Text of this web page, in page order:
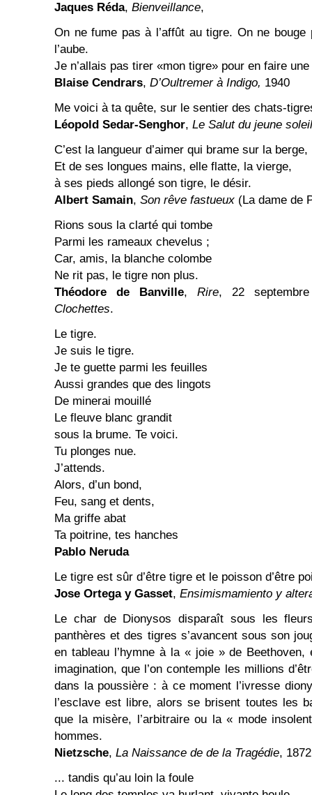
Jaques Réda, Bienveillance,
On ne fume pas à l’affût au tigre. On ne
l’aube.
Je n’allais pas tirer «mon tigre» pour en faire
Blaise Cendrars, D’Oultremer à Indigo, 1940
Me voici à ta quête, sur le sentier des chats-
Léopold Sedar-Senghor, Le Salut du jeune soleil
C’est la langueur d’aimer qui brame sur la berge,
Et de ses longues mains, elle flatte, la vierge,
à ses pieds allongé son tigre, le désir.
Albert Samain, Son rêve fastueux (La dame de
Rions sous la clarté qui tombe
Parmi les rameaux chevelus ;
Car, amis, la blanche colombe
Ne rit pas, le tigre non plus.
Théodore de Banville, Rire, 22
Clochettes.
Le tigre.
Je suis le tigre.
Je te guette parmi les feuilles
Aussi grandes que des lingots
De minerai mouillé
Le fleuve blanc grandit
sous la brume. Te voici.
Tu plonges nue.
J’attends.
Alors, d’un bond,
Feu, sang et dents,
Ma griffe abat
Ta poitrine, tes hanches
Pablo Neruda
Le tigre est sûr d’être tigre et le poisson d’être
Jose Ortega y Gasset, Ensimismamiento y
Le char de Dionysos disparaît sous les
panthères et des tigres s’avancent sous son
en tableau l’hymne à la « joie » de
imagination, que l’on contemple les millions
dans la poussière : à ce moment l’ivresse
l’esclave est libre, alors se brisent toutes les
que la misère, l’arbitraire ou la « mode
hommes.
Nietzsche, La Naissance de de la Tragédie,
... tandis qu’au loin la foule